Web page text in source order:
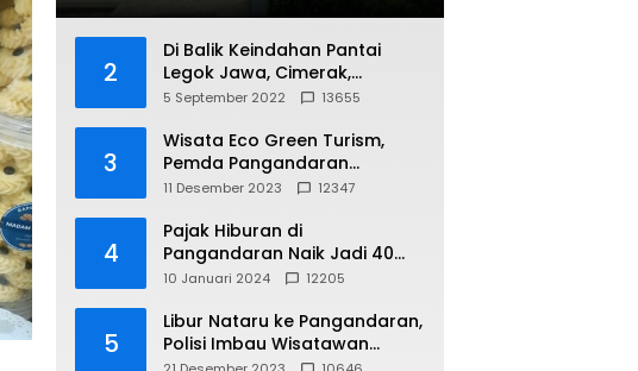
2
Di Balik Keindahan Pantai
Legok Jawa, Cimerak,
Pangandaran
5 September 2022 13655
3
Wisata Eco Green Turism,
Pemda Pangandaran
Gandeng PLN
11 Desember 2023 12347
4
Pajak Hiburan di
Pangandaran Naik Jadi 40
Persen
10 Januari 2024 12205
5
Libur Nataru ke Pangandaran,
Polisi Imbau Wisatawan